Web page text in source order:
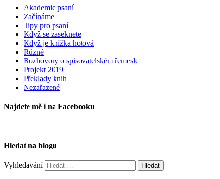
Akademie psaní
Začínáme
Tipy pro psaní
Když se zaseknete
Když je knížka hotová
Různé
Rozhovory o spisovatelském řemesle
Projekt 2019
Překlady knih
Nezařazené
Najdete mě i na Facebooku
Hledat na blogu
Vyhledávání